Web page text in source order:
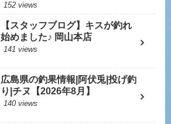
152 views
【スタッフブログ】キスが釣れ
始めました♪ 岡山本店
141 views
広島県の釣果情報|阿伏兎|投げ釣
り|チヌ【2026年8月】
140 views